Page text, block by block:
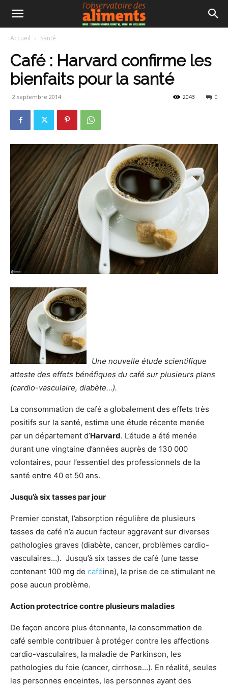
Accueil Santé
Café : Harvard confirme les
bienfaits pour la santé
2 septembre 2014 0
2043
Une nouvelle étude scientifique
atteste des effets bénéfiques du café sur plusieurs plans
(cardio-vasculaire, diabète…).
La consommation de café a globalement des effets très
positifs sur la santé, estime une étude récente menée
par un département d’Harvard. L’étude a été menée
durant une vingtaine d’années auprès de 130 000
volontaires, pour l’essentiel des professionnels de la
santé entre 40 et 50 ans.
Jusqu’à six tasses par jour
Premier constat, l’absorption régulière de plusieurs
tasses de café n’a aucun facteur aggravant sur diverses
pathologies graves (diabète, cancer, problèmes cardio-
vasculaires…). Jusqu’à six tasses de café (une tasse
contenant 100 mg de caféine), la prise de ce stimulant ne
pose aucun problème.
Action protectrice contre plusieurs maladies
De façon encore plus étonnante, la consommation de
café semble contribuer à protéger contre les affections
cardio-vasculaires, la maladie de Parkinson, les
pathologies du foie (cancer, cirrhose…). En réalité, seules
les personnes enceintes, les personnes ayant des